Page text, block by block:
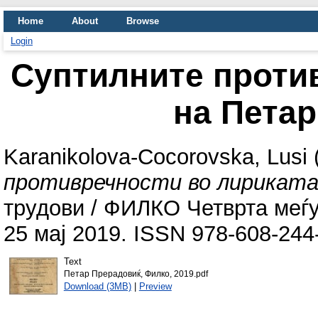
Home About
Browse
Login
Суптилните
на
Karanikolova-Cocorovska, Lusi
противречности во
трудови / ФИЛКО Четврта
25 маj 2019. ISSN 978-608-
Text
Петар Прерадовиќ, Филко, 2019.pdf
Download (3MB)| Preview